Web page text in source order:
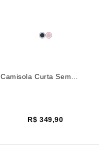
Camisola Curta Sem
R$ 349,90